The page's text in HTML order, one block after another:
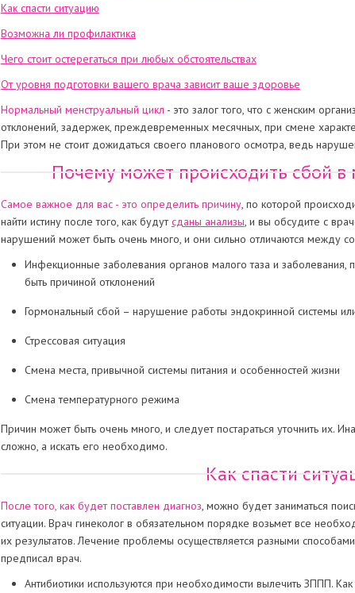
Как спасти ситуацию
Возможна ли профилактика
Чего стоит остерегаться при любых обстоятельствах
От уровня подготовки вашего врача зависит ваше здоровье
Нормальный менструальный цикл - это залог того, что с женским
отклонений, задержек, преждевременных месячных, при смене
При этом не стоит дожидаться своего планового осмотра, ведь
Почему может происходить сбой в
Самое важное для вас - это определить причину, по которой
найти истину после того, как будутсданы анализы, и вы обсудите с
нарушений может быть очень много, и они сильно отличаются между
Инфекционные заболевания органов малого таза и
быть причиной отклонений
Гормональный сбой – нарушение работы эндокринной системы
Стрессовая ситуация
Смена места, привычной системы питания и особенностей жизни
Смена температурного режима
Причин может быть очень много, и следует постараться уточнить их.
сложно, а искать его необходимо.
Как спасти
После того, как будет поставлен диагноз, можно будет заниматься
ситуации. Врач гинеколог в обязательном порядке возьмет все
их результатов. Лечение проблемы осуществляется разными
предписал врач.
Антибиотики используются при необходимости вылечить ЗППП.